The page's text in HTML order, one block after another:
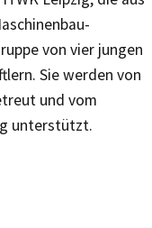
von vier jungen
Sie werden von
und vom
unterstützt.